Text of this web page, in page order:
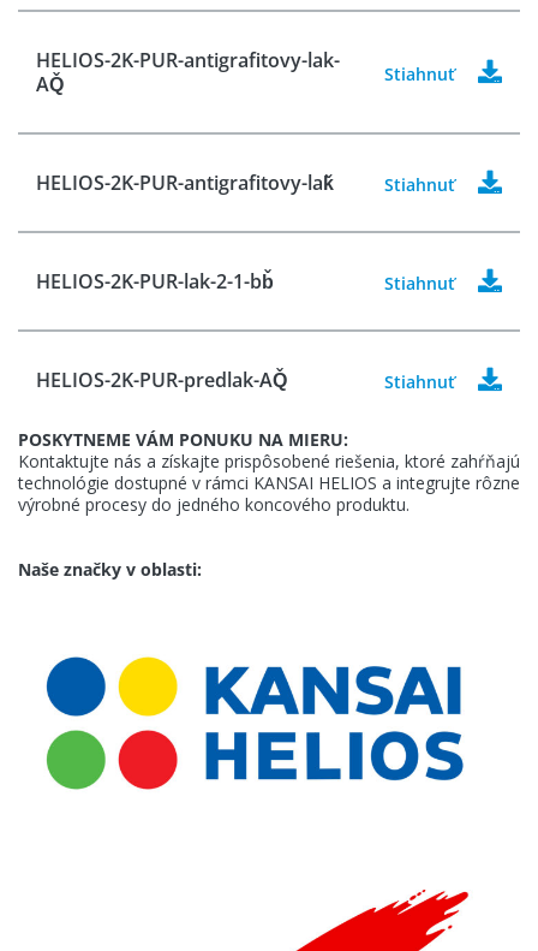
HELIOS-2K-PUR-antigrafitovy-lak-
AQ̌
Stiahnuť
HELIOS-2K-PUR-antigrafitovy-laǩ Stiahnuť
HELIOS-2K-PUR-lak-2-1-bb̌ Stiahnuť
HELIOS-2K-PUR-predlak-AQ̌ Stiahnuť
POSKYTNEME VÁM PONUKU NA MIERU:
Kontaktujte nás a získajte prispôsobené riešenia, ktoré zahŕňajú
technológie dostupné v rámci KANSAI HELIOS a integrujte rôzne
výrobné procesy do jedného koncového produktu.
Naše značky v oblasti: